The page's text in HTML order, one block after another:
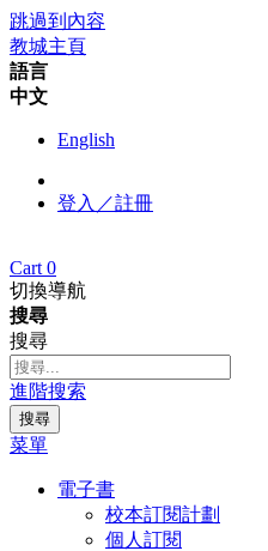
跳過到內容
教城主頁
語言
中文
English
登入／註冊
Cart 0
切換導航
搜尋
搜尋
進階搜索
搜尋
菜單
電子書
校本訂閱計劃
個人訂閱